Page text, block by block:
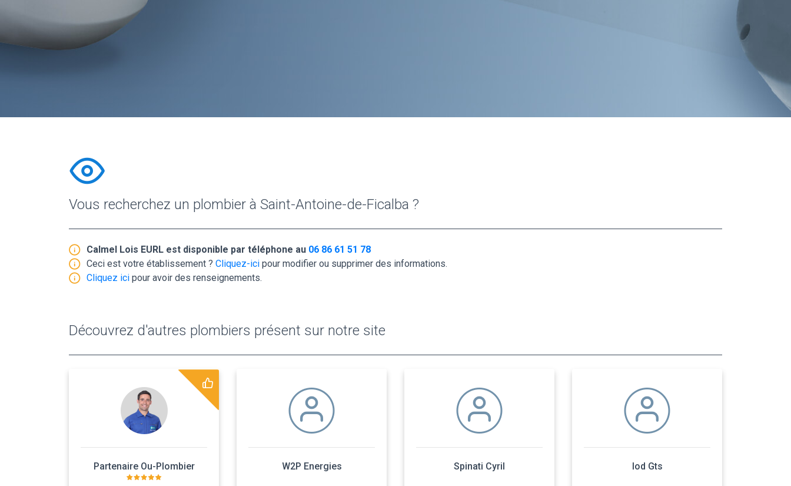
Vous recherchez un plombier à Saint-Antoine-de-Ficalba ?
Calmel Lois EURL est disponible par téléphone au 06 86 61 51 78
Ceci est votre établissement ? Cliquez-ici pour modifier ou supprimer des informations.
Cliquez ici pour avoir des renseignements.
Découvrez d'autres plombiers présent sur notre site
Partenaire Ou-Plombier W2P Energies Spinati Cyril Iod Gts